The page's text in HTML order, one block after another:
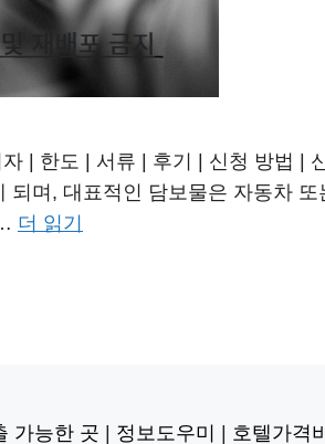
| 한도 | 서류 | 후기 | 신청 방법 |
며, 대표적인 담보물은 자동차 또
더 읽기
가능한 곳 정보도우미 호텔가격